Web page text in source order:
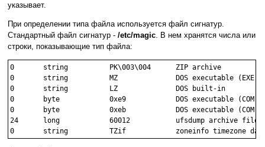
указывает.
При определении типа файла используется файл сигнатур.
Стандартный файл сигнатур - /etc/magic. В нем хранятся числа или
строки, показывающие тип файла:
0       string          PK\003\004      ZIP archive
0       string          MZ              DOS executable (EXE)
0       string          LZ              DOS built-in
0       byte            0xe9            DOS executable (COM)
0       byte            0xeb            DOS executable (COM)
24      long            60012           ufsdump archive file